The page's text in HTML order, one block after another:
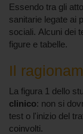
Essendo tra gli
sanitarie legate ai
sociali. Alcuni dei
figure e tabelle.
Il
La figura 1 dello
clinico: non si
test o l'inizio del
coinvolti.